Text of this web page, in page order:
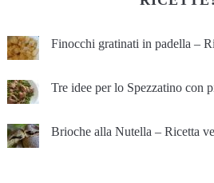
Finocchi gratinati in padella –
Tre idee per lo Spezzatino con
Brioche alla Nutella – Ricetta